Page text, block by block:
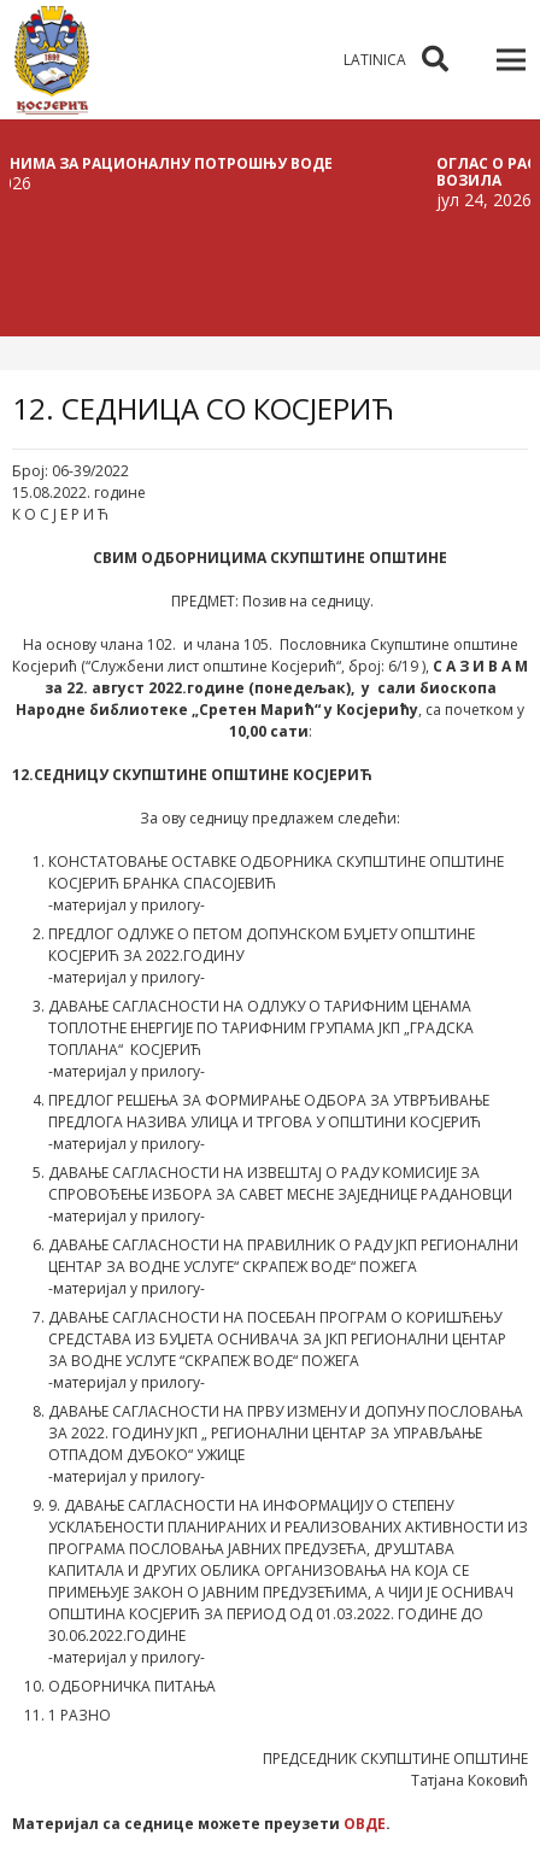
LATINICA
РАЦИОНАЛНУ ПОТРОШЊУ ВОДЕ
ОГЛАС О
ВОЗИЛА
јул 24, 2026
12. СЕДНИЦА СО КОСЈЕРИЋ
Број: 06-39/2022
15.08.2022. године
К О С Ј Е Р И Ћ
СВИМ ОДБОРНИЦИМА СКУПШТИНЕ ОПШТИНЕ
ПРЕДМЕТ: Позив на седницу.
На основу члана 102. и члана 105. Пословника Скупштине општине
Косјерић (“Службени лист општине Косјерић“, број: 6/19 ), С А З И В А М
за 22. август 2022.године (понедељак), у сали биоскопа
Народне библиотеке „Сретен Марић“ у Косјерићу, са почетком у
10,00 сати:
12.СЕДНИЦУ СКУПШТИНЕ ОПШТИНЕ КОСЈЕРИЋ
За ову седницу предлажем следећи:
КОНСТАТОВАЊЕ ОСТАВКЕ ОДБОРНИКА СКУПШТИНЕ ОПШТИНЕ
КОСЈЕРИЋ БРАНКА СПАСОЈЕВИЋ
-материјал у прилогу-
ПРЕДЛОГ ОДЛУКЕ О ПЕТОМ ДОПУНСКОМ БУЏЕТУ ОПШТИНЕ
КОСЈЕРИЋ ЗА 2022.ГОДИНУ
-материјал у прилогу-
ДАВАЊЕ САГЛАСНОСТИ НА ОДЛУКУ О ТАРИФНИМ ЦЕНАМА
ТОПЛОТНЕ ЕНЕРГИЈЕ ПО ТАРИФНИМ ГРУПАМА ЈКП „ГРАДСКА
ТОПЛАНА“ КОСЈЕРИЋ
-материјал у прилогу-
ПРЕДЛОГ РЕШЕЊА ЗА ФОРМИРАЊЕ ОДБОРА ЗА УТВРЂИВАЊЕ
ПРЕДЛОГА НАЗИВА УЛИЦА И ТРГОВА У ОПШТИНИ КОСЈЕРИЋ
-материјал у прилогу-
ДАВАЊЕ САГЛАСНОСТИ НА ИЗВЕШТАЈ О РАДУ КОМИСИЈЕ ЗА
СПРОВОЂЕЊЕ ИЗБОРА ЗА САВЕТ МЕСНЕ ЗАЈЕДНИЦЕ РАДАНОВЦИ
-материјал у прилогу-
ДАВАЊЕ САГЛАСНОСТИ НА ПРАВИЛНИК О РАДУ ЈКП РЕГИОНАЛНИ
ЦЕНТАР ЗА ВОДНЕ УСЛУГЕ“ СКРАПЕЖ ВОДЕ“ ПОЖЕГА
-материјал у прилогу-
ДАВАЊЕ САГЛАСНОСТИ НА ПОСЕБАН ПРОГРАМ О КОРИШЋЕЊУ
СРЕДСТАВА ИЗ БУЏЕТА ОСНИВАЧА ЗА ЈКП РЕГИОНАЛНИ ЦЕНТАР
ЗА ВОДНЕ УСЛУГЕ “СКРАПЕЖ ВОДЕ“ ПОЖЕГА
-материјал у прилогу-
ДАВАЊЕ САГЛАСНОСТИ НА ПРВУ ИЗМЕНУ И ДОПУНУ ПОСЛОВАЊА
ЗА 2022. ГОДИНУ ЈКП „ РЕГИОНАЛНИ ЦЕНТАР ЗА УПРАВЉАЊЕ
ОТПАДОМ ДУБОКО“ УЖИЦЕ
-материјал у прилогу-
9. ДАВАЊЕ САГЛАСНОСТИ НА ИНФОРМАЦИЈУ О СТЕПЕНУ
УСКЛАЂЕНОСТИ ПЛАНИРАНИХ И РЕАЛИЗОВАНИХ АКТИВНОСТИ ИЗ
ПРОГРАМА ПОСЛОВАЊА ЈАВНИХ ПРЕДУЗЕЋА, ДРУШТАВА
КАПИТАЛА И ДРУГИХ ОБЛИКА ОРГАНИЗОВАЊА НА КОЈА СЕ
ПРИМЕЊУЈЕ ЗАКОН О ЈАВНИМ ПРЕДУЗЕЋИМА, А ЧИЈИ ЈЕ ОСНИВАЧ
ОПШТИНА КОСЈЕРИЋ ЗА ПЕРИОД ОД 01.03.2022. ГОДИНЕ ДО
30.06.2022.ГОДИНЕ
-материјал у прилогу-
ОДБОРНИЧКА ПИТАЊА
1 РАЗНО
ПРЕДСЕДНИК СКУПШТИНЕ ОПШТИНЕ
Татјана Коковић
Материјал са седнице можете преузети ОВДЕ.